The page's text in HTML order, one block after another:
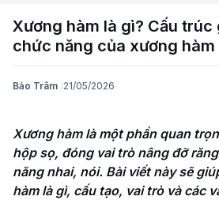
Xương hàm là gì? Cấu trúc
chức năng của xương hàm
Bảo Trâm 21/05/2026
Xương hàm là một phần quan
hộp sọ, đóng vai trò nâng đỡ
năng nhai, nói. Bài viết này sẽ
hàm là gì, cấu tạo, vai trò và các